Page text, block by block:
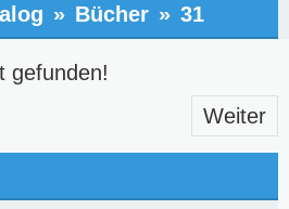
» Bücher » 31
gefunden!
Weiter